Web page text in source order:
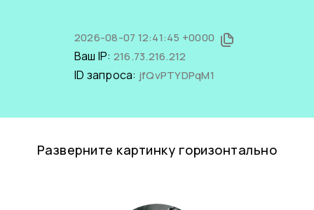
2026-08-07 12:41:45 +0000
Ваш IP: 216.73.216.212
ID запроса: jfQvPTYDPqM1
Разверните картинку горизонтально